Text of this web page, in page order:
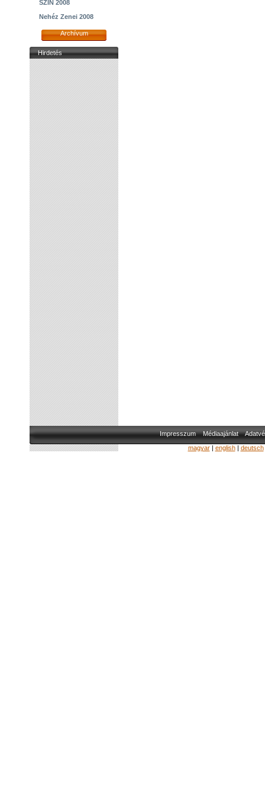
SZIN 2008
Nehéz Zenei 2008
Archívum
Hirdetés
Impresszum Médiaajánlat
magyar| english| deutsch